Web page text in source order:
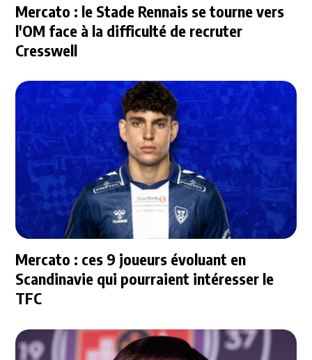
Mercato : le Stade Rennais se tourne vers
l'OM face à la difficulté de recruter
Cresswell
Mercato : ces 9 joueurs évoluant en
Scandinavie qui pourraient intéresser le
TFC